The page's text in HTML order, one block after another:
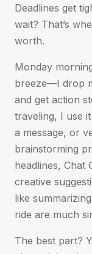
Deadlines get
wait? That’s
worth.
Monday
breeze—I drop
and get action
traveling, I use
a message, or
brainstorming
headlines, Chat
creative
like
ride are much
The best part?